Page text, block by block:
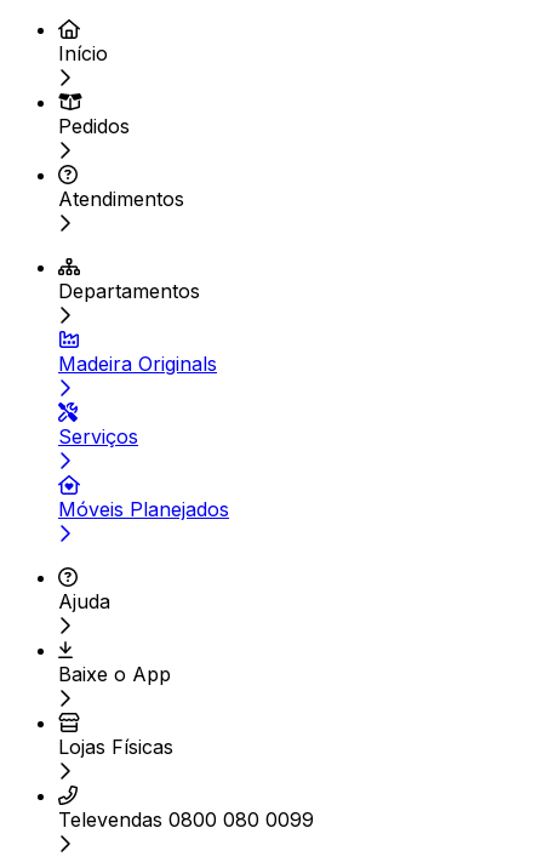
Início
Pedidos
Atendimentos
Departamentos
Madeira Originals
Serviços
Móveis Planejados
Ajuda
Baixe o App
Lojas Físicas
Televendas 0800 080 0099